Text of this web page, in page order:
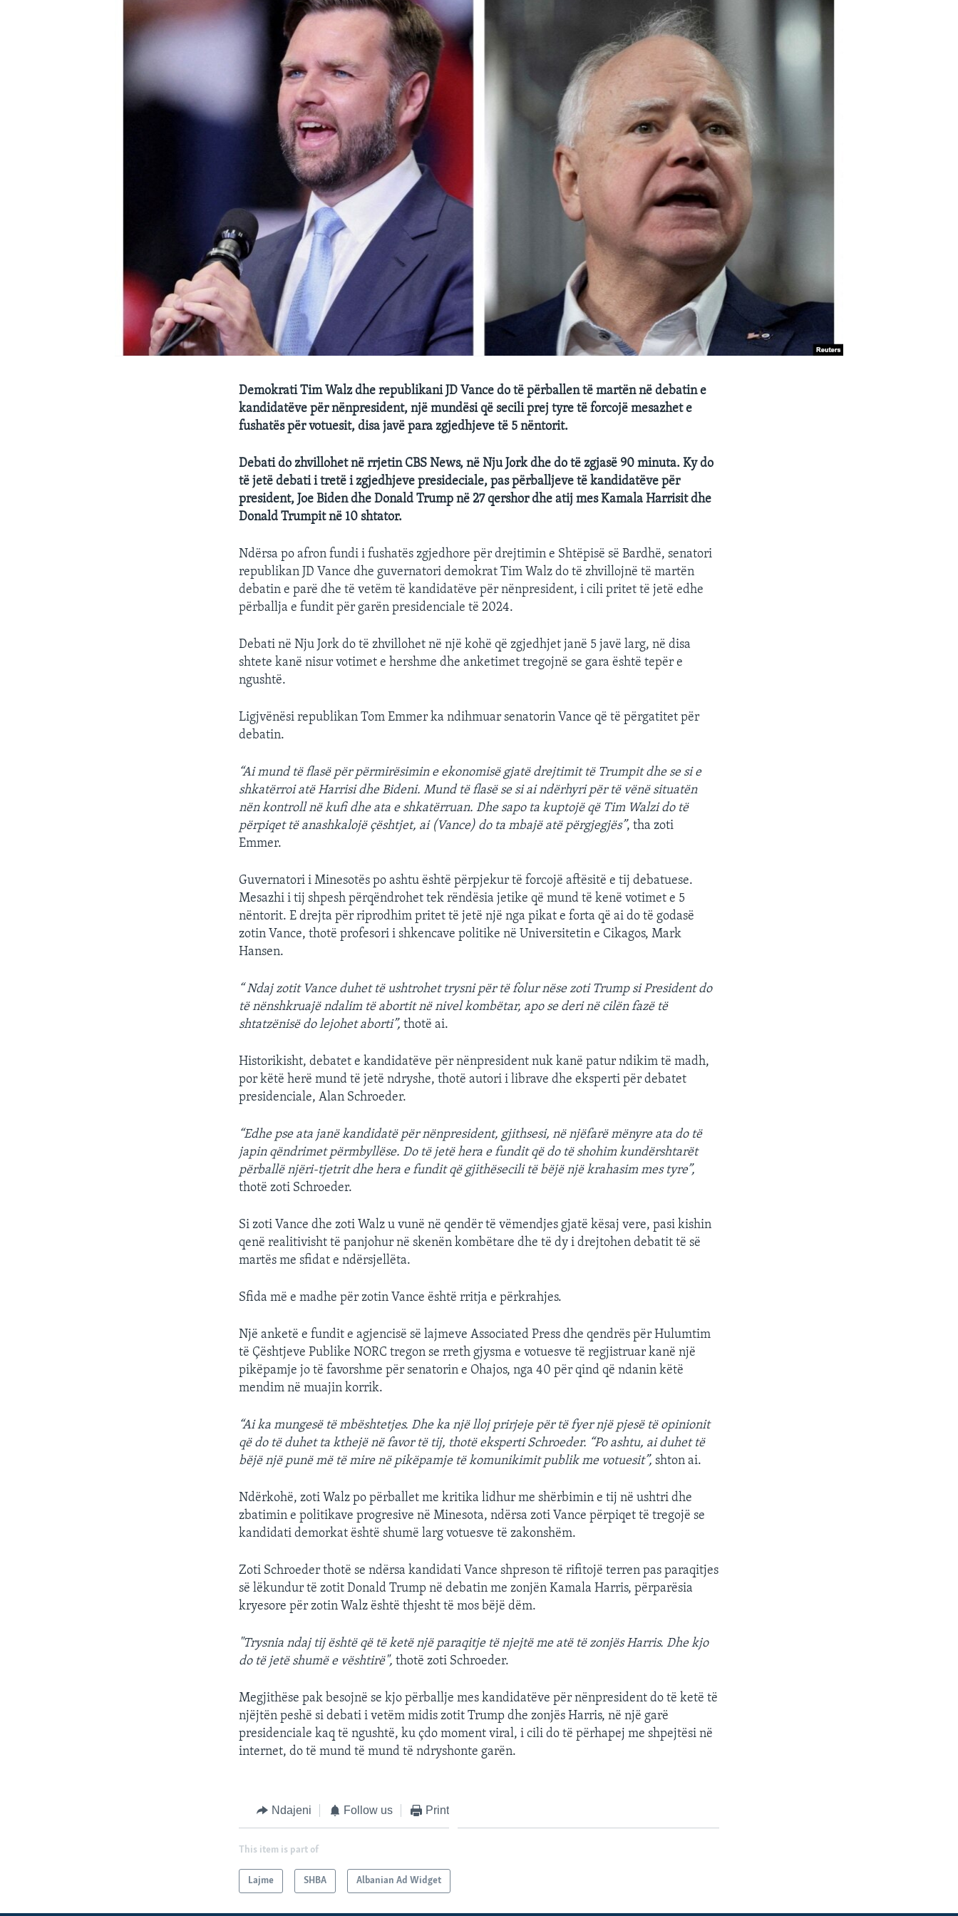
Demokrati Tim Walz dhe republikani JD Vance do të përballen të martën në debatin e
kandidatëve për nënpresident, një mundësi që secili prej tyre të forcojë mesazhet e
fushatës për votuesit, disa javë para zgjedhjeve të 5 nëntorit.
Debati do zhvillohet në rrjetin CBS News, në Nju Jork dhe do të zgjasë 90 minuta. Ky do
të jetë debati i tretë i zgjedhjeve presideciale, pas përballjeve të kandidatëve për
president, Joe Biden dhe Donald Trump në 27 qershor dhe atij mes Kamala Harrisit dhe
Donald Trumpit në 10 shtator.
Ndërsa po afron fundi i fushatës zgjedhore për drejtimin e Shtëpisë së Bardhë, senatori
republikan JD Vance dhe guvernatori demokrat Tim Walz do të zhvillojnë të martën
debatin e parë dhe të vetëm të kandidatëve për nënpresident, i cili pritet të jetë edhe
përballja e fundit për garën presidenciale të 2024.
Debati në Nju Jork do të zhvillohet në një kohë që zgjedhjet janë 5 javë larg, në disa
shtete kanë nisur votimet e hershme dhe anketimet tregojnë se gara është tepër e
ngushtë.
Ligjvënësi republikan Tom Emmer ka ndihmuar senatorin Vance që të përgatitet për
debatin.
“Ai mund të flasë për përmirësimin e ekonomisë gjatë drejtimit të Trumpit dhe se si e
shkatërroi atë Harrisi dhe Bideni. Mund të flasë se si ai ndërhyri për të vënë situatën
nën kontroll në kufi dhe ata e shkatërruan. Dhe sapo ta kuptojë që Tim Walzi do të
përpiqet të anashkalojë çështjet, ai (Vance) do ta mbajë atë përgjegjës”, tha zoti
Emmer.
Guvernatori i Minesotës po ashtu është përpjekur të forcojë aftësitë e tij debatuese.
Mesazhi i tij shpesh përqëndrohet tek rëndësia jetike që mund të kenë votimet e 5
nëntorit. E drejta për riprodhim pritet të jetë një nga pikat e forta që ai do të godasë
zotin Vance, thotë profesori i shkencave politike në Universitetin e Cikagos, Mark
Hansen.
“ Ndaj zotit Vance duhet të ushtrohet trysni për të folur nëse zoti Trump si President do
të nënshkruajë ndalim të abortit në nivel kombëtar, apo se deri në cilën fazë të
shtatzënisë do lejohet aborti”, thotë ai.
Historikisht, debatet e kandidatëve për nënpresident nuk kanë patur ndikim të madh,
por këtë herë mund të jetë ndryshe, thotë autori i librave dhe eksperti për debatet
presidenciale, Alan Schroeder.
“Edhe pse ata janë kandidatë për nënpresident, gjithsesi, në njëfarë mënyre ata do të
japin qëndrimet përmbyllëse. Do të jetë hera e fundit që do të shohim kundërshtarët
përballë njëri-tjetrit dhe hera e fundit që gjithësecili të bëjë një krahasim mes tyre”,
thotë zoti Schroeder.
Si zoti Vance dhe zoti Walz u vunë në qendër të vëmendjes gjatë kësaj vere, pasi kishin
qenë realitivisht të panjohur në skenën kombëtare dhe të dy i drejtohen debatit të së
martës me sfidat e ndërsjellëta.
Sfida më e madhe për zotin Vance është rritja e përkrahjes.
Një anketë e fundit e agjencisë së lajmeve Associated Press dhe qendrës për Hulumtim
të Çështjeve Publike NORC tregon se rreth gjysma e votuesve të regjistruar kanë një
pikëpamje jo të favorshme për senatorin e Ohajos, nga 40 për qind që ndanin këtë
mendim në muajin korrik.
“Ai ka mungesë të mbështetjes. Dhe ka një lloj prirjeje për të fyer një pjesë të opinionit
që do të duhet ta kthejë në favor të tij, thotë eksperti Schroeder. “Po ashtu, ai duhet të
bëjë një punë më të mire në pikëpamje të komunikimit publik me votuesit”, shton ai.
Ndërkohë, zoti Walz po përballet me kritika lidhur me shërbimin e tij në ushtri dhe
zbatimin e politikave progresive në Minesota, ndërsa zoti Vance përpiqet të tregojë se
kandidati demorkat është shumë larg votuesve të zakonshëm.
Zoti Schroeder thotë se ndërsa kandidati Vance shpreson të rifitojë terren pas paraqitjes
së lëkundur të zotit Donald Trump në debatin me zonjën Kamala Harris, përparësia
kryesore për zotin Walz është thjesht të mos bëjë dëm.
"Trysnia ndaj tij është që të ketë një paraqitje të njejtë me atë të zonjës Harris. Dhe kjo
do të jetë shumë e vështirë", thotë zoti Schroeder.
Megjithëse pak besojnë se kjo përballje mes kandidatëve për nënpresident do të ketë të
njëjtën peshë si debati i vetëm midis zotit Trump dhe zonjës Harris, në një garë
presidenciale kaq të ngushtë, ku çdo moment viral, i cili do të përhapej me shpejtësi në
internet, do të mund të mund të ndryshonte garën.
Ndajeni Follow us Print
This item is part of
Lajme SHBA Albanian Ad Widget